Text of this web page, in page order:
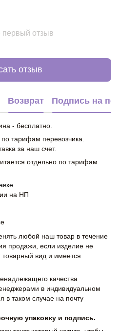
первый отзыв
отзыв
Возврат Подпись на
- бесплатно.
тарифам перевозчика.
за наш счет.
отдельно по тарифам
на НП
любой наш товар в течение
продажи, если изделие не
вид и имеется
качества
в индивидуальном
в таком случае на почту
упаковку и подпись.